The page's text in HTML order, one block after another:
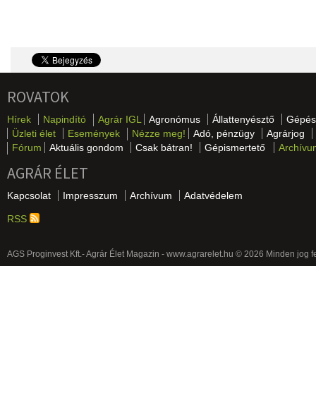
ROVATOK
Hírek Napindító Agrár IGL Agronómus Állattenyésztő
Üzleti élet
Események Nézze meg! Adó, pénzügy
Agrárjog
Fórum
Aktuális gondom Csak bátran! Gépismertető
AGRÁR ÉLET
Kapcsolat Impresszum Archívum Adatvédelem
RSS
AGS Proginvest Kft.- Agrár Élet Magazin - www.agrarelet.hu © 2026 Minden jog